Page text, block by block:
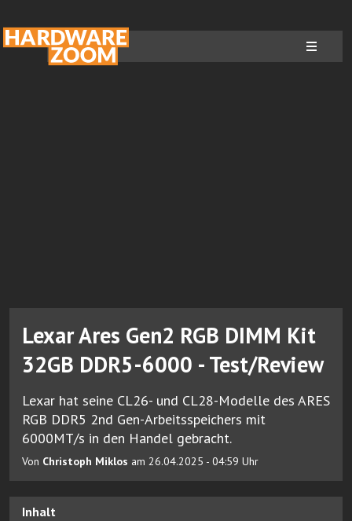
Lexar Ares Gen2 RGB DIMM Kit
32GB DDR5-6000 - Test/Review
Lexar hat seine CL26- und CL28-Modelle des ARES
RGB DDR5 2nd Gen-Arbeitsspeichers mit
6000MT/s in den Handel gebracht.
Von Christoph Miklos am 26.04.2025 - 04:59 Uhr
Inhalt